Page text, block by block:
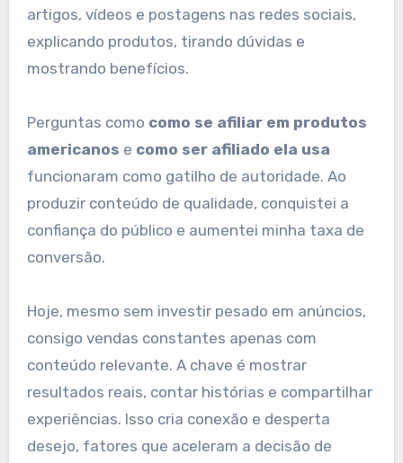
artigos, vídeos e postagens nas redes sociais,
explicando produtos, tirando dúvidas e
mostrando benefícios.
Perguntas como como se afiliar em produtos
americanos e como ser afiliado ela usa
funcionaram como gatilho de autoridade. Ao
produzir conteúdo de qualidade, conquistei a
confiança do público e aumentei minha taxa de
conversão.
Hoje, mesmo sem investir pesado em anúncios,
consigo vendas constantes apenas com
conteúdo relevante. A chave é mostrar
resultados reais, contar histórias e compartilhar
experiências. Isso cria conexão e desperta
desejo, fatores que aceleram a decisão de